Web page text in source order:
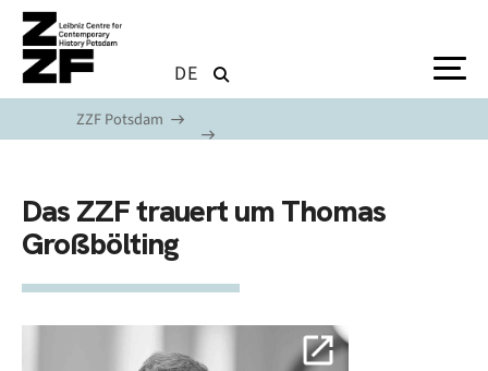
Skip to main content
DE
ZZF Potsdam
Das ZZF trauert um Thomas
Großbölting